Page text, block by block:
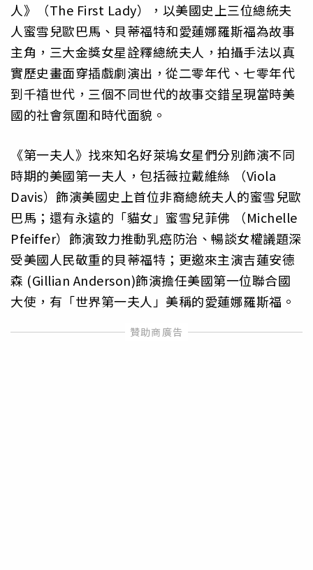
人》（The First Lady），以美國史上三位總統夫
人蜜雪兒歐巴馬、貝蒂福特和愛蓮娜羅斯福為故事
主角，三大金獎女星詮釋總統夫人，拍攝手法以真
實歷史畫面穿插戲劇演出，從二零年代、七零年代
到千禧世代，三個不同世代的故事交錯呈現當時美
國的社會氛圍和時代面貌。
《第一夫人》找來知名好萊塢女星們分別飾演不同
時期的美國第一夫人，包括薇拉戴維絲 （Viola
Davis）飾演美國史上首位非裔總統夫人的蜜雪兒歐
巴馬；還有永遠的「貓女」蜜雪兒菲佛 （Michelle
Pfeiffer）飾演致力推動乳癌防治、暢談女權議題深
受美國人民敬重的貝蒂福特；更邀來主演吉蓮安德
森 (Gillian Anderson)飾演擔任美國第一位聯合國
大使，有「世界第一夫人」美稱的愛蓮娜羅斯福。